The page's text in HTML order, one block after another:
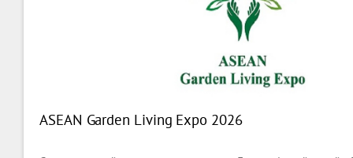
ASEAN Garden Living Expo 2026